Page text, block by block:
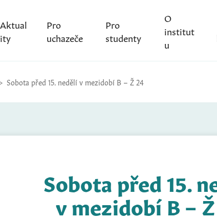
Aktual
ity
Pro
uchazeče
Pro
studenty
O
institut
u
Sobota před 15. nedělí v mezidobí B – Ž 24
Sobota před 15.
v mezidobí B –